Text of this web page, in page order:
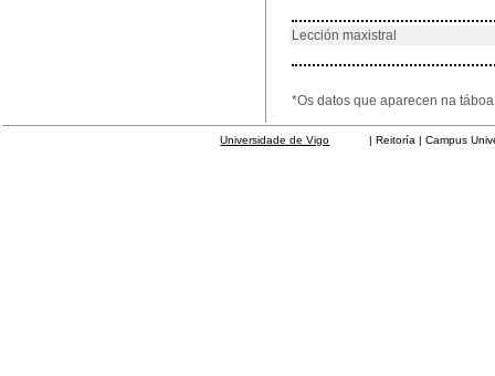
Lección maxistral
*Os datos que aparecen na
Universidade de Vigo | Reitoría | Campus